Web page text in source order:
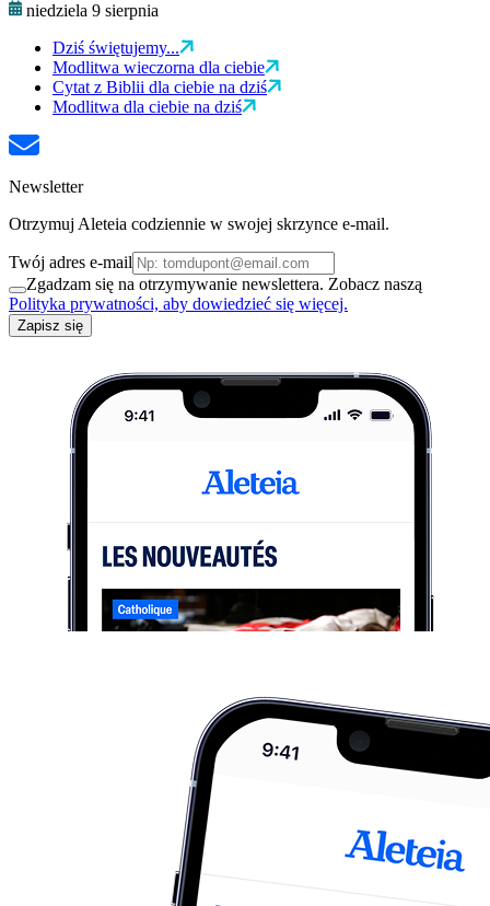
niedziela 9 sierpnia
Dziś świętujemy...
Modlitwa wieczorna dla ciebie
Cytat z Biblii dla ciebie na dziś
Modlitwa dla ciebie na dziś
Newsletter
Otrzymuj Aleteia codziennie w swojej skrzynce e-mail.
Twój adres e-mail
Zgadzam się na otrzymywanie newslettera. Zobacz naszą
Polityka prywatności, aby dowiedzieć się więcej.
Zapisz się